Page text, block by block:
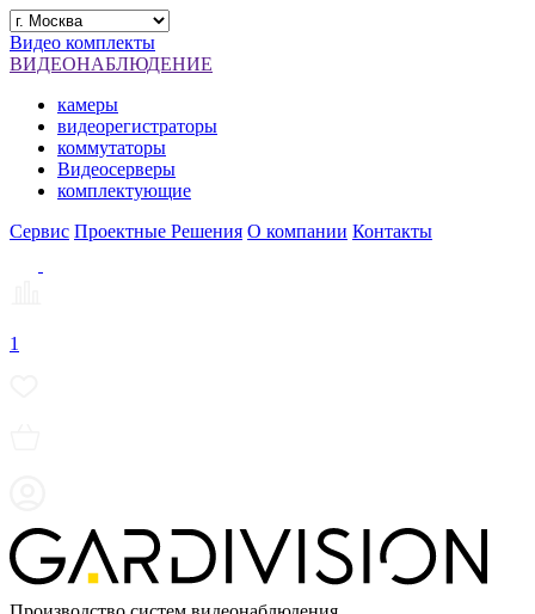
Видео комплекты
ВИДЕОНАБЛЮДЕНИЕ
камеры
видеорегистраторы
коммутаторы
Видеосерверы
комплектующие
Сервис Проектные Решения О компании Контакты
1